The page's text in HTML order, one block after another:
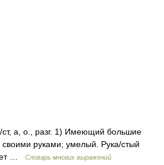
а, о., разг. 1) Имеющий большие
руками; умелый. Рука/стый
…
Словарь многих выражений